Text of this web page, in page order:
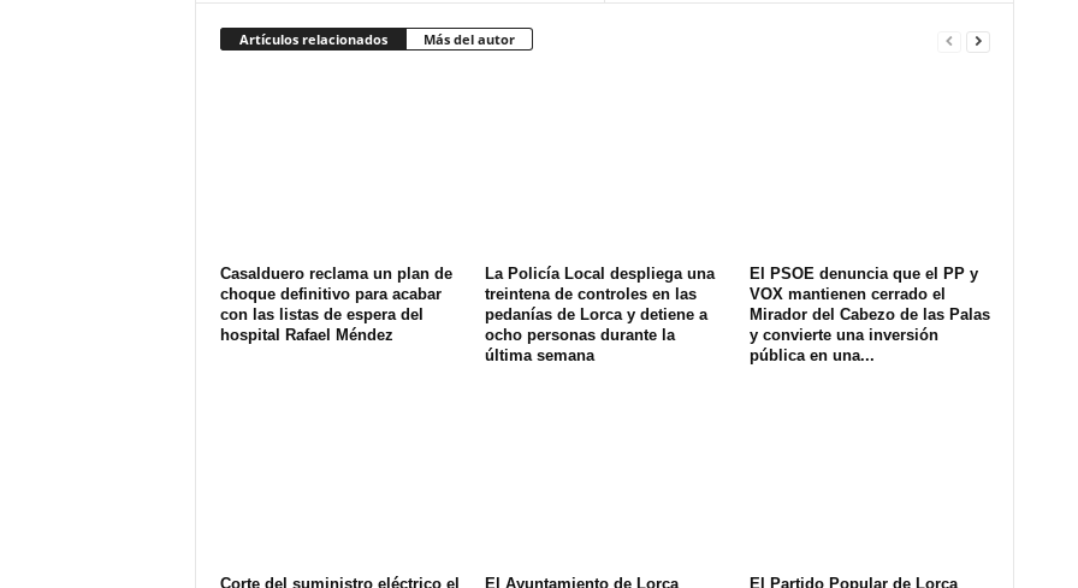
Artículos relacionados Más del autor
Casalduero reclama un plan de
choque definitivo para acabar
con las listas de espera del
hospital Rafael Méndez
La Policía Local despliega una
treintena de controles en las
pedanías de Lorca y detiene a
ocho personas durante la
última semana
El PSOE denuncia que el PP y
VOX mantienen cerrado el
Mirador del Cabezo de las Palas
y convierte una inversión
pública en una...
Corte del suministro eléctrico el
El Ayuntamiento de Lorca
El Partido Popular de Lorca